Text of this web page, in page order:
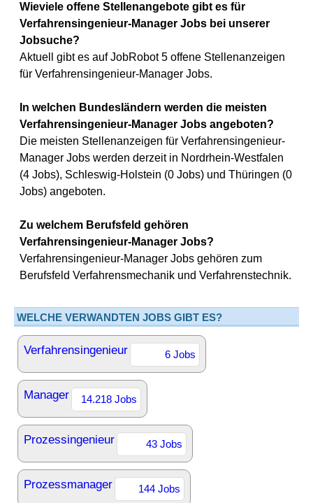
Wieviele offene Stellenangebote gibt es für
Verfahrensingenieur-Manager Jobs bei unserer
Jobsuche?
Aktuell gibt es auf JobRobot 5 offene Stellenanzeigen
für Verfahrensingenieur-Manager Jobs.
In welchen Bundesländern werden die meisten
Verfahrensingenieur-Manager Jobs angeboten?
Die meisten Stellenanzeigen für Verfahrensingenieur-
Manager Jobs werden derzeit in Nordrhein-Westfalen
(4 Jobs), Schleswig-Holstein (0 Jobs) und Thüringen (0
Jobs) angeboten.
Zu welchem Berufsfeld gehören
Verfahrensingenieur-Manager Jobs?
Verfahrensingenieur-Manager Jobs gehören zum
Berufsfeld Verfahrensmechanik und Verfahrenstechnik.
WELCHE VERWANDTEN JOBS GIBT ES?
Verfahrensingenieur 6 Jobs
Manager 14.218 Jobs
Prozessingenieur 43 Jobs
Prozessmanager 144 Jobs